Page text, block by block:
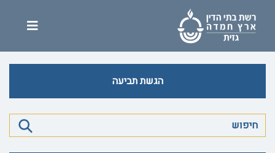
הגשת תביעה